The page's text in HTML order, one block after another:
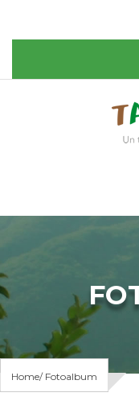
Home Fotoalbum